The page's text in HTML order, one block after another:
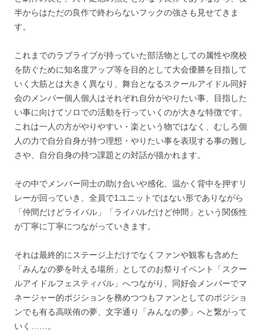
半からはただの良作で終わらないフックの強さも見せてきま
す。
これまでのラブライブが持っていた部活物としての属性や廃校
を防ぐために知名度アップ等を目的として大会優勝を目指して
いく大筋とは大きく異なり、舞台となるスクールアイドル同好
会のメンバー個人個人はそれぞれ自分がやりたい事、目指した
い事に向けてソロでの活動を行っていくのが大きな特徴です。
これは一人の方がやりやすい・楽という物ではなく、むしろ個
人の力で自分自身が持つ理想・やりたい事を表現する事の難し
さや、自分自身の持つ課題との対話が描かれます。
その中でメンバー同士の助け合いや感化、温かく背中を押すリ
レーが回っていき、全員で1ユニットではない形でありながら
「仲間だけどライバル」「ライバルだけど仲間」という関係性
が丁寧に丁寧につながっていきます。
それは最終的にステージ上だけでなくファンや観客も含めた
「みんなの夢を叶える場所」としてのお祭りイベント「スクー
ルアイドルフェスティバル」へつながり、同好会メンバーでマ
ネージャー的ポジションを務めつつもファンとしてのポジショ
ンでも有る高咲侑の夢、文字通り「みんなの夢」へと繋がって
いく……。